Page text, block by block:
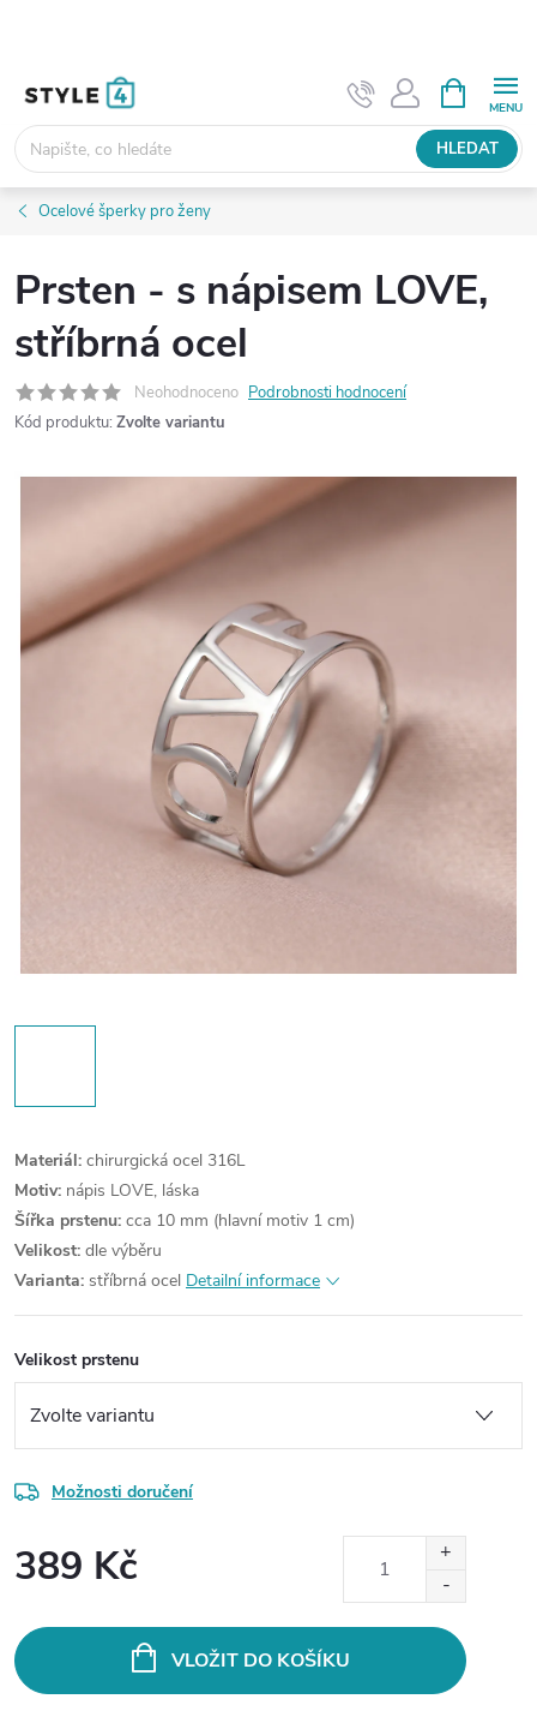
HLEDAT
NÁKUPNÍ
KOŠÍK
Ocelové šperky pro ženy
Prsten - s nápisem LOVE,
stříbrná ocel
Neohodnoceno Podrobnosti hodnocení
Kód produktu: Zvolte variantu
Materiál: chirurgická ocel 316L
Motiv: nápis LOVE, láska
Šířka prstenu: cca 10 mm (hlavní motiv 1 cm)
Velikost: dle výběru
Varianta: stříbrná ocel Detailní informace
Velikost prstenu
Možnosti doručení
389 Kč
VLOŽIT DO KOŠÍKU